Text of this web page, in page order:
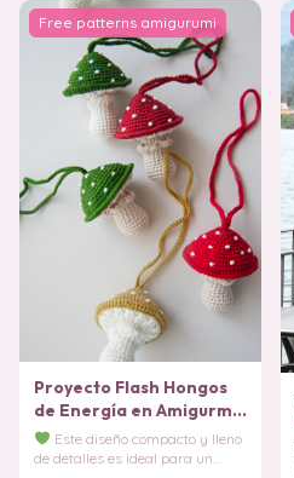
Free patterns amigurumi
Proyecto Flash Hongos
de Energía en Amigurmi
PATRÓN
Este diseño compacto y lleno
de detalles es ideal para un